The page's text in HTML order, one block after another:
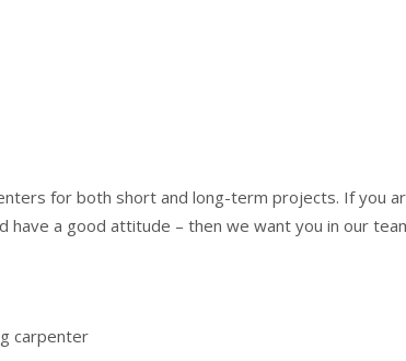
for both short and long-term projects. If you
a good attitude – then we want you in our
carpenter